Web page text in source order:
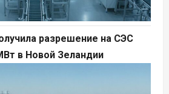
разрешение на СЭС
в Новой Зеландии